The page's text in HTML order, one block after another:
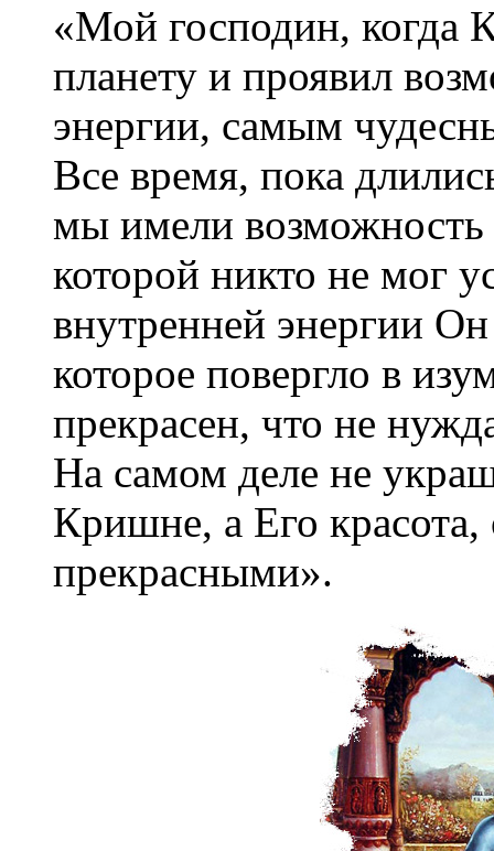
«Мой господин, когда
планету и проявил
энергии, самым
Все время, пока
мы имели возможность
которой никто не мог
внутренней энергии
которое повергло в
прекрасен, что не
На самом деле не
Кришне, а Его красота,
прекрасными».